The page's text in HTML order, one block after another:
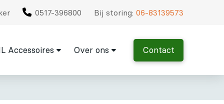
0517-396800 Bij storing:06-83139573
Accessoires Over ons Contact